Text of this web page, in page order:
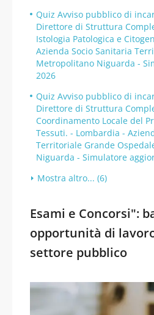
Quiz Avviso pubblico di
Direttore di Struttura
Istologia Patologica e
Azienda Socio Sanitaria
Metropolitano Niguarda -
2026
Quiz Avviso pubblico di
Direttore di Struttura
Coordinamento Locale del
Tessuti. - Lombardia -
Territoriale Grande
Niguarda - Simulatore
Mostra altro... (6)
Esami e Concorsi":
opportunità di
settore pubblico